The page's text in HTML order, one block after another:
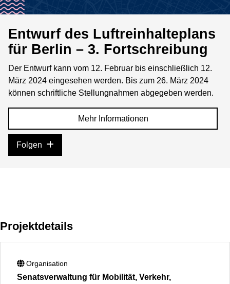
Entwurf des Luftreinhalteplans
für Berlin – 3. Fortschreibung
Der Entwurf kann vom 12. Februar bis einschließlich 12.
März 2024 eingesehen werden. Bis zum 26. März 2024
können schriftliche Stellungnahmen abgegeben werden.
Mehr Informationen
Folgen
Projektdetails
Organisation
Senatsverwaltung für Mobilität, Verkehr,